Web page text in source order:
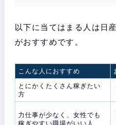
以下に当てはまる人は日
がおすすめです。
こんな人におすすめ
とにかくたくさん稼ぎたい
方
力仕事が少なく、女性でも
稼ぎやすい職場がいい人